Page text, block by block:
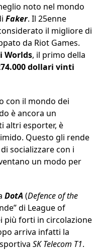
noto nel mondo
Faker. Il 25enne
il migliore di
da Riot Games.
Worlds, il primo della
dollari vinti
con il mondo dei
è ancora un
altri esporter, è
Questo gli rende
socializzare con i
un modo per
DotA (Defence of the
di League of
più forti in circolazione
arriva infatti la
SK Telecom T1.